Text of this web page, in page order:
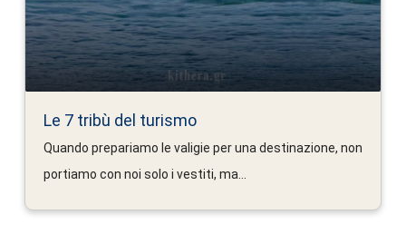
Le 7 tribù del turismo
Quando prepariamo le valigie per una destinazione, non
portiamo con noi solo i vestiti, ma...